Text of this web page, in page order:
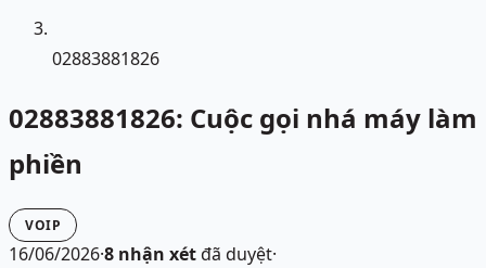
02883881826
02883881826: Cuộc gọi nhá máy làm
phiền
VOIP
16/06/2026·8 nhận xétđã duyệt·